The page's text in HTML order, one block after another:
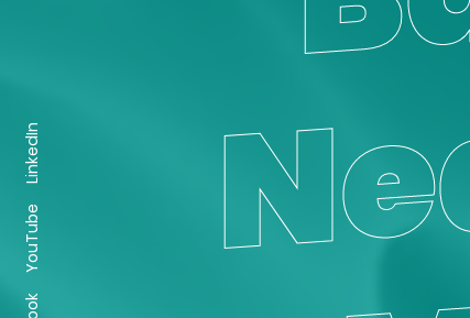
YouTube
LinkedIn